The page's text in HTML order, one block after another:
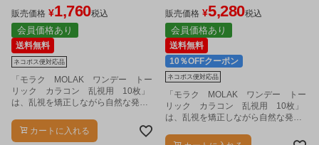
ネコポス対応商品
販売価格 ¥1,760税込
会員価格あり
送料無料
ネコポス便対応品
「モラク MOLAK ワンデー トー
リック カラコン 乱視用 10枚」
は、乱視を矯正しながら自然な発色
ンです。
カートに入れる
ト] ※ネコポス対応商品
販売価格 ¥5,280税込
会員価格あり
送料無料
10％OFFクーポン
ネコポス便対応品
「モラク MOLAK ワンデー トー
リック カラコン 乱視用 10枚」
は、乱視を矯正しながら自然な発色
ンです。